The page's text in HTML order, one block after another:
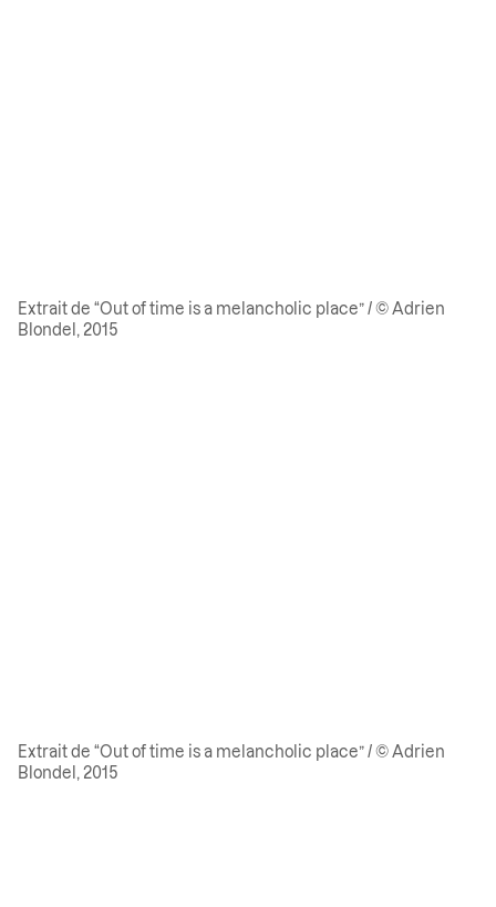
Extrait de “Out of time is a melancholic place” / © Adrien
Blondel, 2015
Extrait de “Out of time is a melancholic place” / © Adrien
Blondel, 2015